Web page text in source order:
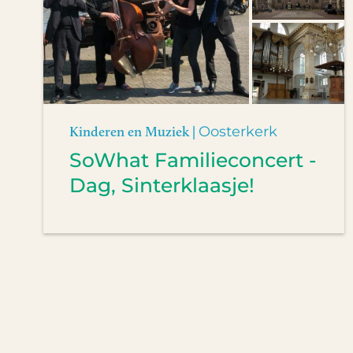
Kinderen en Muziek | Oosterkerk
SoWhat Familieconcert -
Dag, Sinterklaasje!